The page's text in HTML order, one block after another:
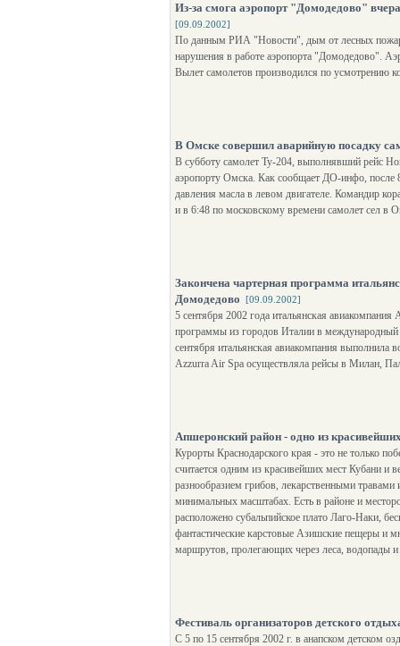
Из-за смога аэропорт "Домодедово"
[09.09.2002]
По данным РИА "Новости", дым от лесных
нарушения в работе аэропорта "Домодедово".
Вылет самолетов производился по усмотрению
В Омске совершил аварийную посадку
В субботу самолет Ту-204, выполнявший рейс
аэропорту Омска. Как сообщает ДО-инфо, после
давления масла в левом двигателе. Командир
и в 6:48 по московскому времени самолет сел в
Закончена чартерная программа
Домодедово [09.09.2002]
5 сентября 2002 года итальянская
программы из городов Италии в
сентября итальянская авиакомпания
Azzurra Air Spa осуществляла рейсы в Милан,
Апшеронский район - одно из
Курорты Краснодарского края - это не только
считается одним из красивейших мест Кубани и
разнообразием грибов, лекарственными
минимальных масштабах. Есть в районе и
расположено субальпийское плато Лаго-Наки,
фантастические карстовые Азишские пещеры и
маршрутов, пролегающих через леса, водопады
Фестиваль организаторов детского
С 5 по 15 сентября 2002 г. в анапском детском